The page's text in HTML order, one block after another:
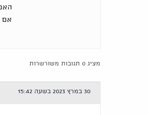
אם
מציג 0 תגובות משורשרות
30 במרץ 2023 בשעה 15:42